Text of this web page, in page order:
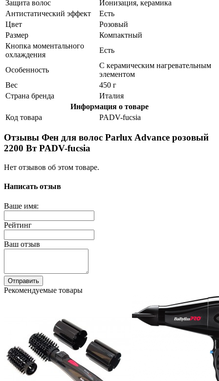
Защита волос
Ионизация, керамика
Антистатический эффект
Есть
Цвет
Розовый
Размер
Компактный
Кнопка моментального
охлаждения
Есть
Особенность
С керамическим нагревательным
элементом
Вес
450 г
Страна бренда
Италия
Информация о товаре
Код товара
PADV-fucsia
Отзывы Фен для волос Parlux Advance розовый
2200 Вт PADV-fucsia
Нет отзывов об этом товаре.
Написать отзыв
Ваше имя:
Рейтинг
Ваш отзыв
Отправить
Рекомендуемые товары